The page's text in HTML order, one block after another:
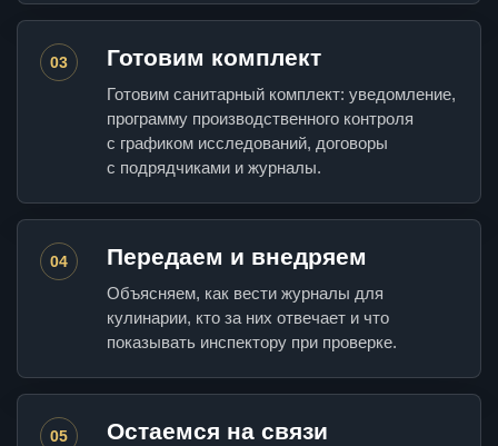
03 Готовим комплект
Готовим санитарный комплект: уведомление,
программу производственного контроля
с графиком исследований, договоры
с подрядчиками и журналы.
04 Передаем и внедряем
Объясняем, как вести журналы для
кулинарии, кто за них отвечает и что
показывать инспектору при проверке.
05 Остаемся на связи